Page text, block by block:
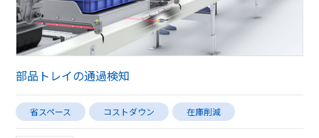
部品トレイの通過検知
省スペース コストダウン 在庫削減